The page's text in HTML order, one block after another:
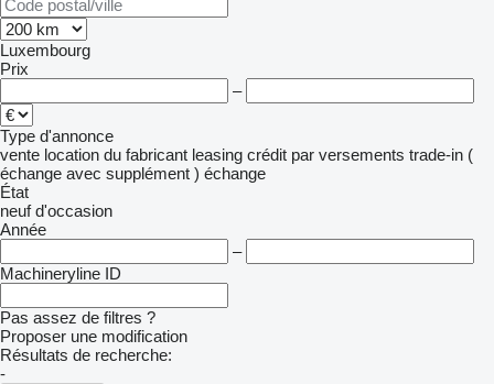
Luxembourg
Prix
–
Type d'annonce
vente location du fabricant leasing crédit par versements trade-in (
échange avec supplément ) échange
État
neuf d'occasion
Année
–
Machineryline ID
Pas assez de filtres ?
Proposer une modification
Résultats de recherche:
-